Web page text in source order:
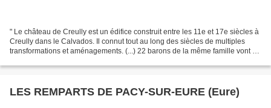
" Le château de Creully est un édifice construit entre les 11e et 17e siècles à
Creully dans le Calvados. Il connut tout au long des siècles de multiples
transformations et aménagements. (...) 22 barons de la même famille vont se
LES REMPARTS DE PACY-SUR-EURE (Eure)